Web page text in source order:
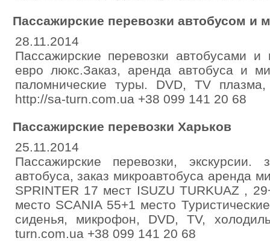
Пассажирские перевозки автобусом и
28.11.2014
Пассажирские перевозки автобусами и
евро люкс.Заказ, аренда автобуса и
паломнические туры. DVD, TV
http://sa-turn.com.ua +38 099 141 20 68
Пассажирские перевозки Харьков
25.11.2014
Пассажирские перевозки, экскурсии.
автобуса, заказ микроавтобуса аренда
SPRINTER 17 мест ISUZU TURKUAZ ,
место SCANIA 55+1 место
сиденья, микрофон, DVD, TV,
turn.com.ua +38 099 141 20 68